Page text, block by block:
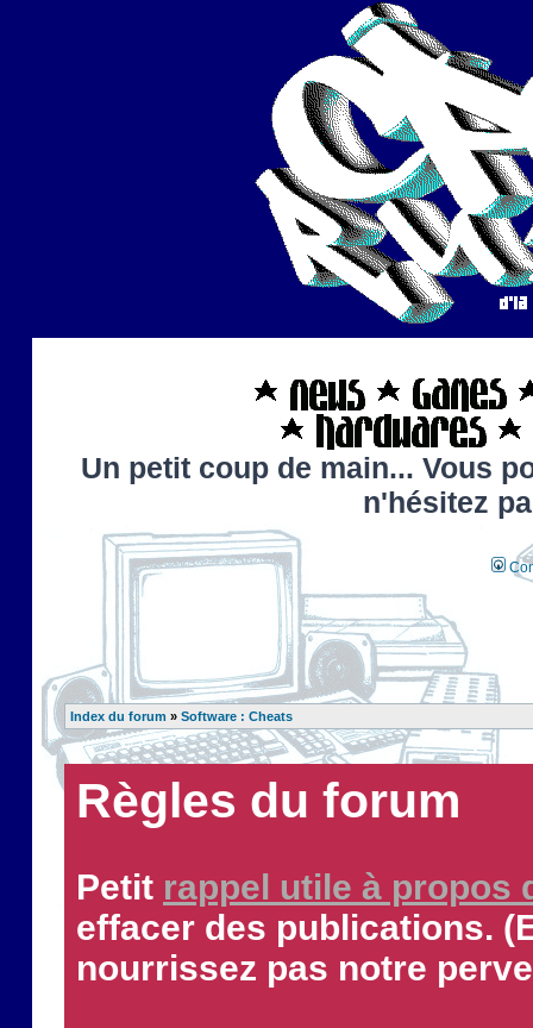
Un petit coup de main... Vous
n'hésitez
Index du forum » Software : Cheats
Règles du forum
Petit rappel utile à propos
effacer des publications.
nourrissez pas notre